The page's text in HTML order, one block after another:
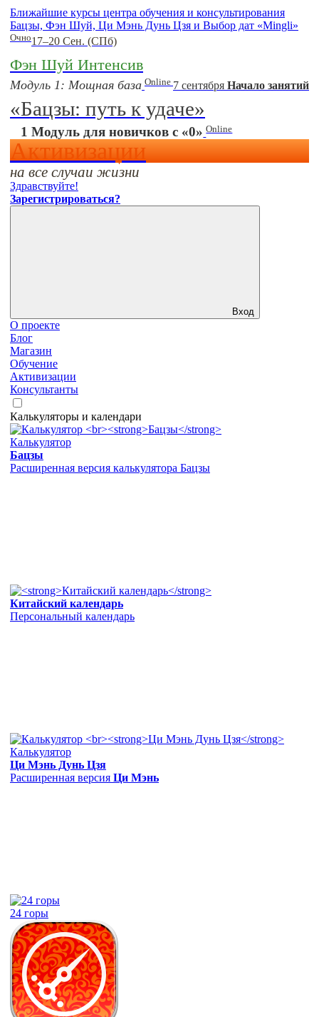
Ближайшие курсы центра обучения и консультирования
Бацзы, Фэн Шуй, Ци Мэнь Дунь Цзя и Выбор дат «Mingli»
Очно17–20 Сен. (СПб)
Фэн Шуй Интенсив
Модуль 1: Мощная база Online 7 сентября Начало занятий
«Бацзы: путь к удаче»
1 Модуль для новичков с «0» Online
Активизации
на все случаи жизни
Здравствуйте!
Зарегистрироваться?
Вход
О проекте
Блог
Магазин
Обучение
Активизации
Консультанты
Калькуляторы и календари
Калькулятор
Бацзы
Расширенная версия калькулятора Бацзы
Китайский календарь
Персональный календарь
Калькулятор
Ци Мэнь Дунь Цзя
Расширенная версия Ци Мэнь
24 горы